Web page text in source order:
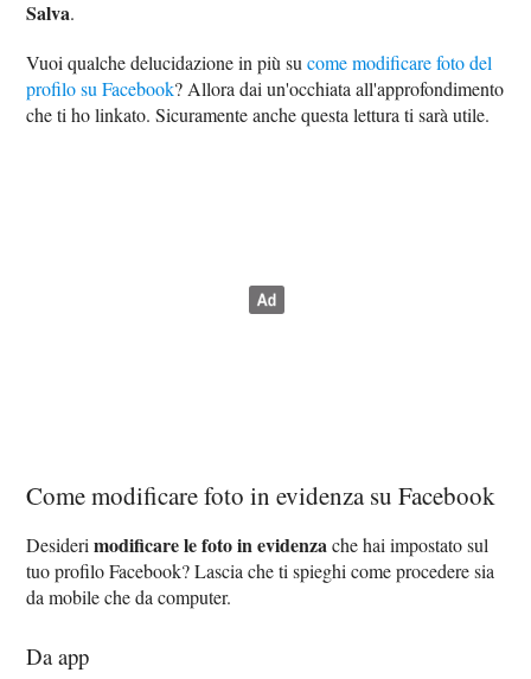
Salva.
Vuoi qualche delucidazione in più sucome modificare foto del
profilo su Facebook? Allora dai un'occhiata all'approfondimento
che ti ho linkato. Sicuramente anche questa lettura ti sarà utile.
Come modificare foto in evidenza su Facebook
Desiderimodificare le foto in evidenzache hai impostato sul
tuo profilo Facebook? Lascia che ti spieghi come procedere sia
da mobile che da computer.
Da app